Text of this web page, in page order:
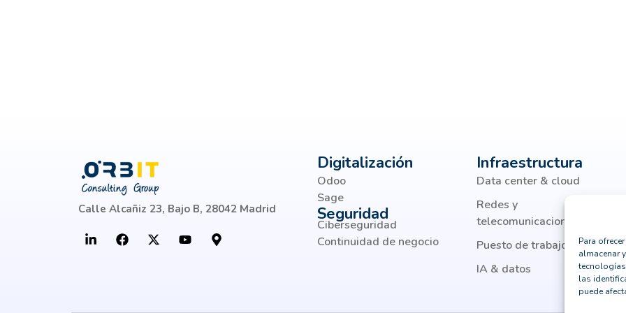
Para
almacenar
las
puede
Calle Alcañiz 23, Bajo B, 28042 Madrid
Digitalización
Odoo
Sage
Seguridad
Ciberseguridad
Continuidad de negocio
Infraestructura
Data center & cloud
Redes y
telecomunicaciones
Puesto de trabajo moderno
IA & datos